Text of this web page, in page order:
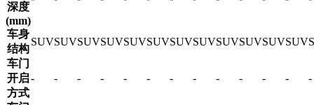
深度
(mm)
车身
结构
SUVSUVSUVSUVSUVSUVSUVSUVSUVSUVSUVSUV
车门
开启
方式
- - - - - - - - - - - - -